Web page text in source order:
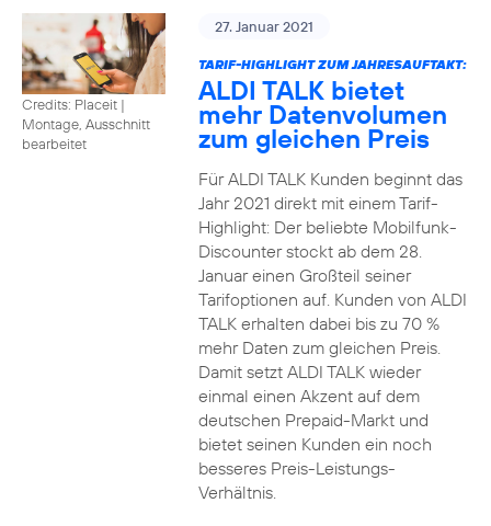
Credits: Placeit |
Montage, Ausschnitt
bearbeitet
27. Januar 2021
TARIF-HIGHLIGHT ZUM JAHRESAUFTAKT:
ALDI TALK bietet
mehr Datenvolumen
zum gleichen Preis
Für ALDI TALK Kunden beginnt das
Jahr 2021 direkt mit einem Tarif-
Highlight: Der beliebte Mobilfunk-
Discounter stockt ab dem 28.
Januar einen Großteil seiner
Tarifoptionen auf. Kunden von ALDI
TALK erhalten dabei bis zu 70 %
mehr Daten zum gleichen Preis.
Damit setzt ALDI TALK wieder
einmal einen Akzent auf dem
deutschen Prepaid-Markt und
bietet seinen Kunden ein noch
besseres Preis-Leistungs-
Verhältnis.